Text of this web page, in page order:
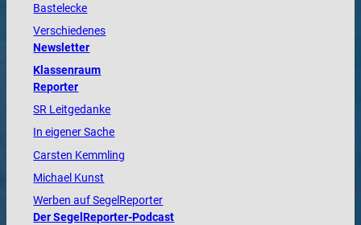
Bastelecke
Verschiedenes
Newsletter
Klassenraum
Reporter
SR Leitgedanke
In eigener Sache
Carsten Kemmling
Michael Kunst
Werben auf SegelReporter
Der SegelReporter-Podcast